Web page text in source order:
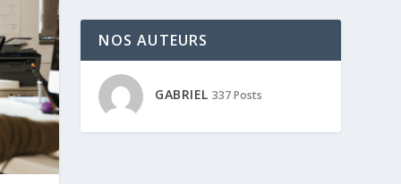
NOS AUTEURS
GABRIEL 337 Posts